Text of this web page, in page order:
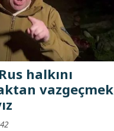
halkını
vazgeçmek